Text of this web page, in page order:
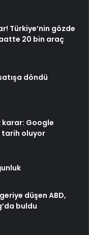
Türkiye’nin gözde
20 bin araç
döndü
karar: Google
tarih oluyor
düşen ABD,
buldu